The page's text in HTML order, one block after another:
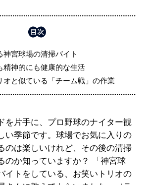
神宮球場の清掃バイト
精神的にも健康的な生活
オと似ている「チーム戦」の作業
を片手に、プロ野球のナイター観
い季節です。球場でお気に入りの
のは楽しいけれど、その後の清掃
のか知っていますか？ 「神宮球
イトをしている、お笑いトリオの